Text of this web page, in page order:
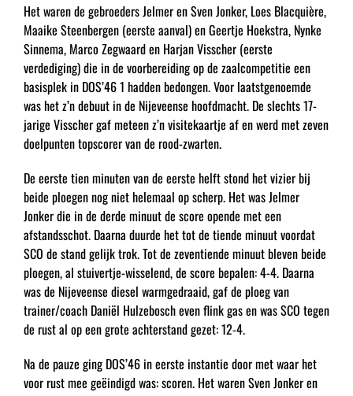
Het waren de gebroeders Jelmer en Sven Jonker, Loes Blacquière,
Maaike Steenbergen (eerste aanval) en Geertje Hoekstra, Nynke
Sinnema, Marco Zegwaard en Harjan Visscher (eerste
verdediging) die in de voorbereiding op de zaalcompetitie een
basisplek in DOS’46 1 hadden bedongen. Voor laatstgenoemde
was het z’n debuut in de Nijeveense hoofdmacht. De slechts 17-
jarige Visscher gaf meteen z’n visitekaartje af en werd met zeven
doelpunten topscorer van de rood-zwarten.
De eerste tien minuten van de eerste helft stond het vizier bij
beide ploegen nog niet helemaal op scherp. Het was Jelmer
Jonker die in de derde minuut de score opende met een
afstandsschot. Daarna duurde het tot de tiende minuut voordat
SCO de stand gelijk trok. Tot de zeventiende minuut bleven beide
ploegen, al stuivertje-wisselend, de score bepalen: 4-4. Daarna
was de Nijeveense diesel warmgedraaid, gaf de ploeg van
trainer/coach Daniël Hulzebosch even flink gas en was SCO tegen
de rust al op een grote achterstand gezet: 12-4.
Na de pauze ging DOS’46 in eerste instantie door met waar het
voor rust mee geëindigd was: scoren. Het waren Sven Jonker en